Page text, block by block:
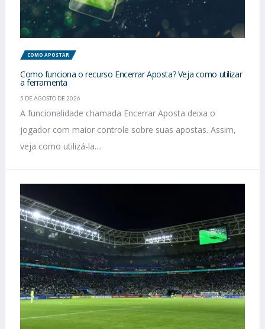
COMO APOSTAR
Como funciona o recurso Encerrar Aposta? Veja como utilizar
a ferramenta
5 DE AGOSTO DE 2026
A funcionalidade chamada Encerrar Aposta deixa o
jogador com maior controle sobre suas apostas. Assim,
veja como utilizá-la....